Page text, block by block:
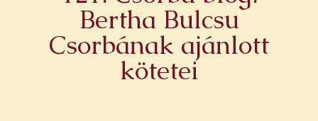
Bertha Bulcsu
Csorbának ajánlott
kötetei